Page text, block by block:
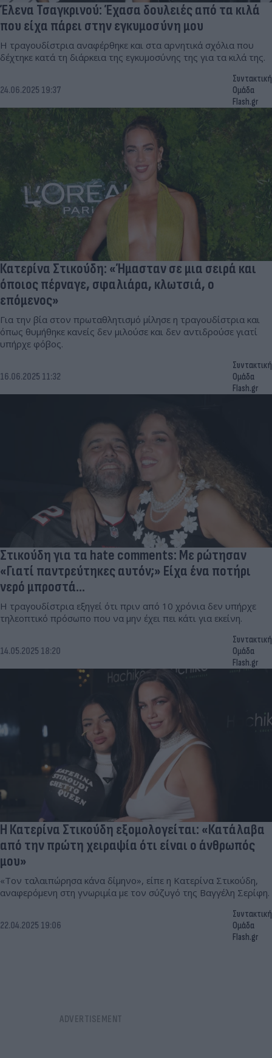
Έλενα Τσαγκρινού: Έχασα δουλειές από τα κιλά
που είχα πάρει στην εγκυμοσύνη μου
Η τραγουδίστρια αναφέρθηκε και στα αρνητικά σχόλια που
δέχτηκε κατά τη διάρκεια της εγκυμοσύνης της για τα κιλά της.
24.06.2025 19:37
Συντακτική
Ομάδα
Flash.gr
Κατερίνα Στικούδη: «Ήμασταν σε μια σειρά και
όποιος πέρναγε, σφαλιάρα, κλωτσιά, ο
επόμενος»
Για την βία στον πρωταθλητισμό μίλησε η τραγουδίστρια και
όπως θυμήθηκε κανείς δεν μιλούσε και δεν αντιδρούσε γιατί
υπήρχε φόβος.
16.06.2025 11:32
Συντακτική
Ομάδα
Flash.gr
Στικούδη για τα hate comments: Με ρώτησαν
«Γιατί παντρεύτηκες αυτόν;» Είχα ένα ποτήρι
νερό μπροστά...
Η τραγουδίστρια εξηγεί ότι πριν από 10 χρόνια δεν υπήρχε
τηλεοπτικό πρόσωπο που να μην έχει πει κάτι για εκείνη.
14.05.2025 18:20
Συντακτική
Ομάδα
Flash.gr
Η Κατερίνα Στικούδη εξομολογείται: «Κατάλαβα
από την πρώτη χειραψία ότι είναι ο άνθρωπός
μου»
«Τον ταλαιπώρησα κάνα δίμηνο», είπε η Κατερίνα Στικούδη,
αναφερόμενη στη γνωριμία με τον σύζυγό της Βαγγέλη Σερίφη.
22.04.2025 19:06
Συντακτική
Ομάδα
Flash.gr